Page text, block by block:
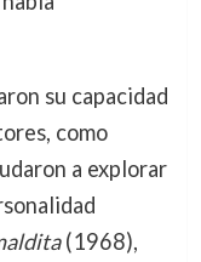
su capacidad
como
a explorar
(1968),